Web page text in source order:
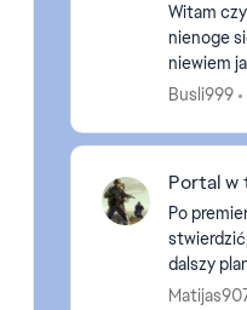
Witam
nienoge
niewiem
do steam
Busli999
Portal
Po
dalszy
byłaby